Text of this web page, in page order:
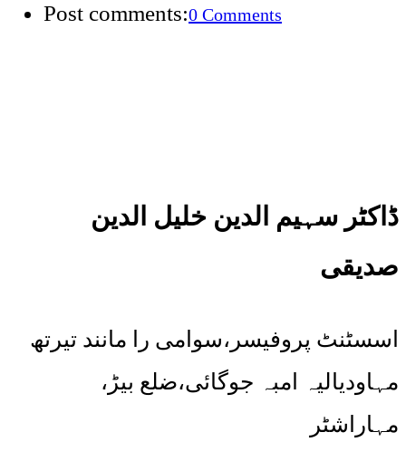
Post comments:0 Comments
ڈاکٹر سہیم الدین خلیل الدین
صدیقی
اسسٹنٹ پروفیسر،سوامی را مانند تیرتھ
مہاودیالیہ امبہ جوگائی،ضلع بیڑ،
مہاراشٹر